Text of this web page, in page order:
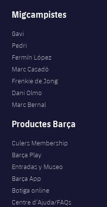
Migcampistes
Gavi
Pedri
Fermín López
Marc Casadó
Frenkie de Jong
Dani Olmo
Marc Bernal
Productes Barça
Culers Membership
Barça Play
Entradas y Museo
Barça App
Botiga online
Centre d’Ajuda/FAQs